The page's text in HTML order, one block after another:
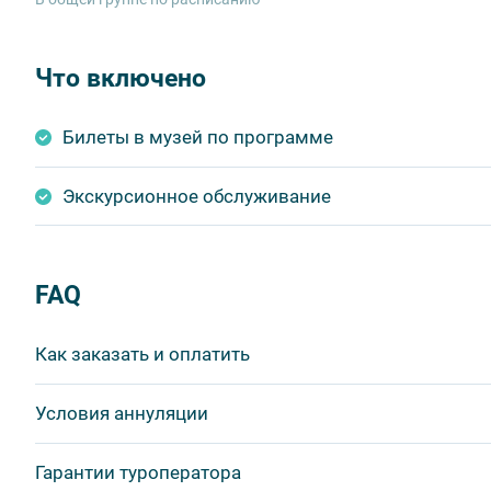
Что включено
Билеты в музей по программе
Экскурсионное обслуживание
FAQ
Как заказать и оплатить
1 шаг: отправить заявку.
- нажать кнопку «Забронировать» в описании
Условия аннуляции
Сроки аннуляций и штрафы по сборным турам
Гарантии туроператора